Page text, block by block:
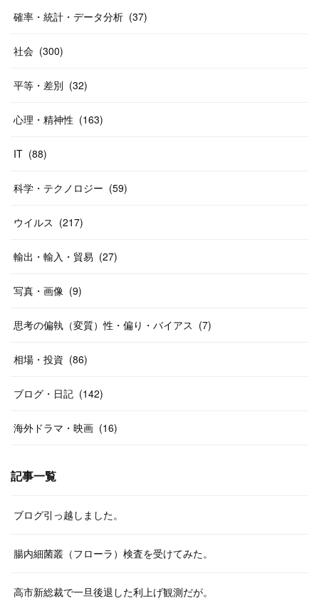
確率・統計・データ分析 (37)
社会 (300)
平等・差別 (32)
心理・精神性 (163)
IT (88)
科学・テクノロジー (59)
ウイルス (217)
輸出・輸入・貿易 (27)
写真・画像 (9)
思考の偏執（変質）性・偏り・バイアス (7)
相場・投資 (86)
ブログ・日記 (142)
海外ドラマ・映画 (16)
記事一覧
ブログ引っ越しました。
腸内細菌叢（フローラ）検査を受けてみた。
高市新総裁で一旦後退した利上げ観測だが。